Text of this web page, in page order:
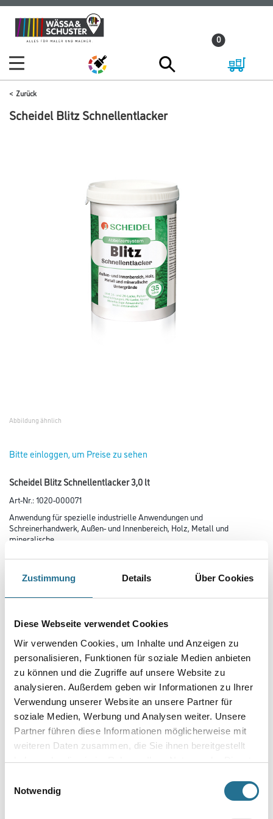
Zustimmung Details Über Cookies
Diese Webseite verwendet Cookies
Wir verwenden Cookies, um Inhalte und Anzeigen zu
personalisieren, Funktionen für soziale Medien anbieten
zu können und die Zugriffe auf unsere Website zu
analysieren. Außerdem geben wir Informationen zu Ihrer
Verwendung unserer Website an unsere Partner für
soziale Medien, Werbung und Analysen weiter. Unsere
Partner führen diese Informationen möglicherweise mit
weiteren Daten zusammen, die Sie ihnen bereitgestellt
haben oder die sie im Rahmen Ihrer Nutzung der Dienste
Notwendig
Zum
Inhalt
Zum
Navigationsmenü
0
Zurück
Scheidel Blitz Schnellentlacker
Abbildung ähnlich
Bitte einloggen, um Preise zu sehen
Scheidel Blitz Schnellentlacker 3,0 lt
Art-Nr.:1020-000071
Anwendung für spezielle industrielle Anwendungen und
Schreinerhandwerk, Außen- und Innenbereich, Holz, Metall und
mineralische
Pulverbeschichtungen.
Farbtonbezeichnung
Umrechnungsfaktoren